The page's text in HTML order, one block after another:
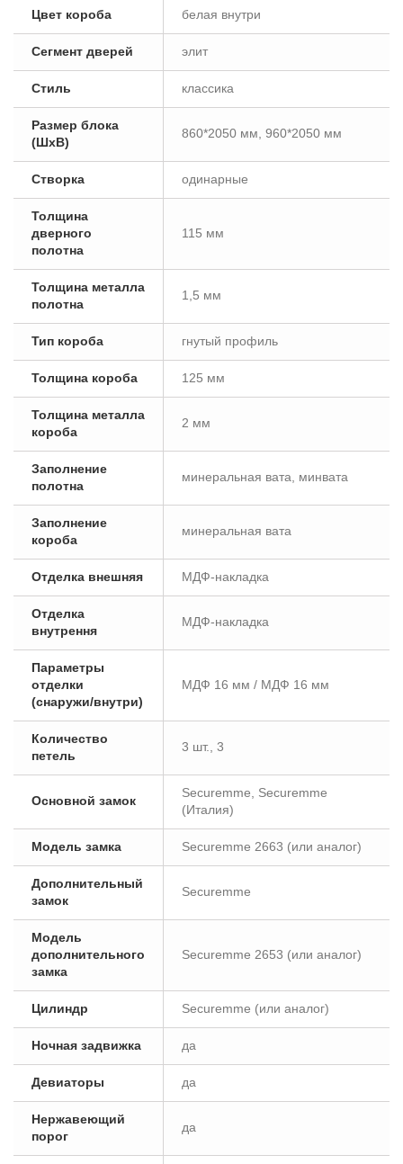
Цвет короба белая внутри
Сегмент дверей элит
Стиль классика
Размер блока
(ШxВ)
860*2050 мм, 960*2050 мм
Створка одинарные
Толщина
дверного
полотна
115 мм
Толщина металла
полотна
1,5 мм
Тип короба гнутый профиль
Толщина короба 125 мм
Толщина металла
короба
2 мм
Заполнение
полотна
минеральная вата, минвата
Заполнение
короба
минеральная вата
Отделка внешняя МДФ-накладка
Отделка
внутрення
МДФ-накладка
Параметры
отделки
(снаружи/внутри)
МДФ 16 мм / МДФ 16 мм
Количество
петель
3 шт., 3
Основной замок
Securemme, Securemme
(Италия)
Модель замка Securemme 2663 (или аналог)
Дополнительный
замок
Securemme
Модель
дополнительного
замка
Securemme 2653 (или аналог)
Цилиндр Securemme (или аналог)
Ночная задвижка да
Девиаторы да
Нержавеющий
порог
да